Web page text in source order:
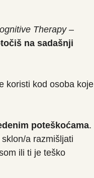
Therapy –
na sadašnji
koristi kod osoba koje
poteškoćama.
a razmišljati
ili ti je teško